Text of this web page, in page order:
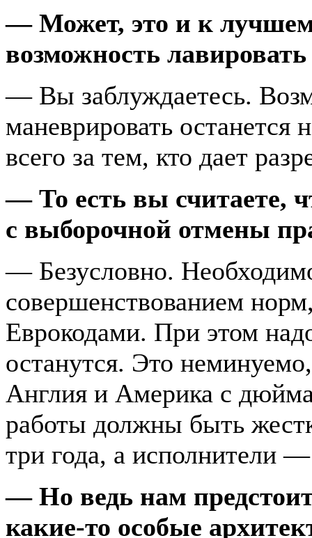
— Может, это и к
возможность
— Вы заблуждаетесь.
маневрировать останется
всего за тем, кто дает
— То есть вы считаете,
с выборочной отмены
— Безусловно.
совершенствованием
Еврокодами. При этом
останутся. Это
Англия и Америка с
работы должны быть
три года, а исполнители
— Но ведь нам
какие-то особые